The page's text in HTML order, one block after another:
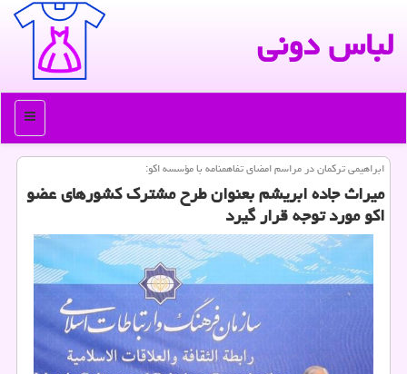
لباس دونی
منو
ابراهیمی تركمان در مراسم امضای تفاهمنامه با مؤسسه اكو:
میراث جاده ابریشم بعنوان طرح مشترك كشورهای عضو
اكو مورد توجه قرار گیرد